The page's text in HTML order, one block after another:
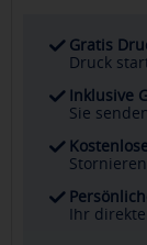
Gratis
Druck
Inklusive
Sie
Ihr